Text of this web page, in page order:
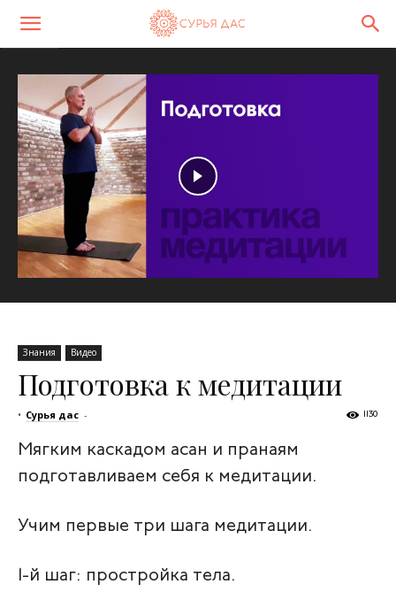
Знания Видео
Подготовка к медитации
• Сурья дас - 1130
Мягким каскадом асан и пранаям
подготавливаем себя к медитации.
Учим первые три шага медитации.
1‑й шаг: простройка тела.